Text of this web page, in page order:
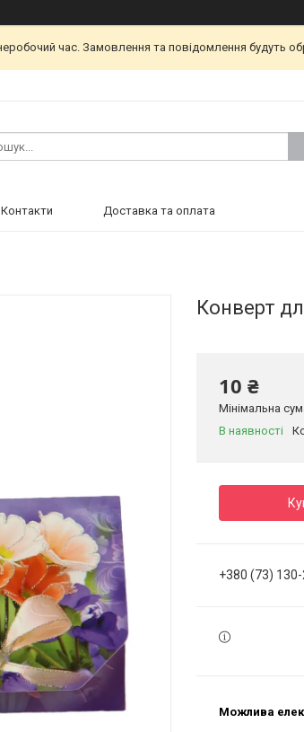
час. Замовлення та повідомлення будуть
Контакти Доставка та оплата
Конверт
10 ₴
Мінімальна
В наявності
+380 (73)